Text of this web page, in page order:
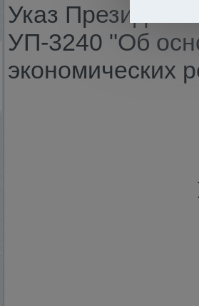
Указ
УП-3240 "Об
экономических